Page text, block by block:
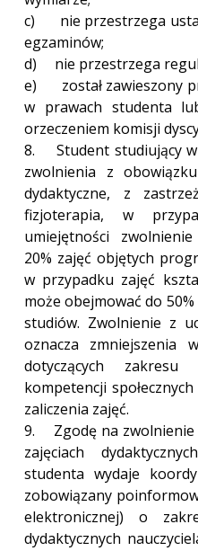
c) nie przestrzega
egzaminów;
d) nie przestrzega
e) został zawieszony
w prawach studenta
orzeczeniem komisji
8. Student studiujący w
zwolnienia z
dydaktyczne, z
fizjoterapia, w
umiejętności
20% zajęć objętych
w przypadku zajęć
może obejmować do
studiów. Zwolnienie z
oznacza zmniejszenia
dotyczących
kompetencji
zaliczenia zajęć.
9. Zgodę na zwolnienie
zajęciach
studenta wydaje
zobowiązany
elektronicznej) o
dydaktycznych